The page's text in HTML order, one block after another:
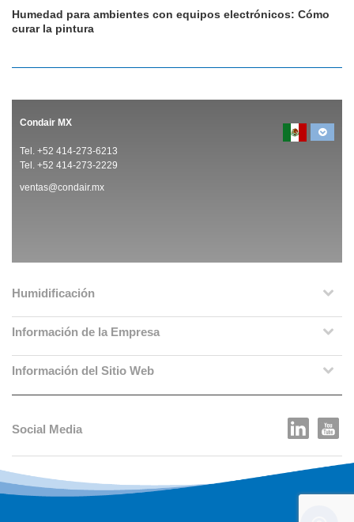
Humedad para ambientes con equipos electrónicos: Cómo
curar la pintura
Condair MX
Tel. +52 414-273-6213
Tel. +52 414-273-2229
ventas@condair.mx
Humidificación
Información de la Empresa
Información del Sitio Web
Social Media